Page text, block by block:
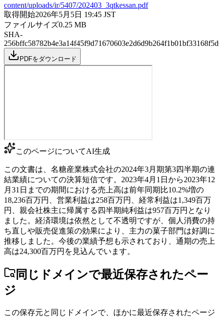
content/uploads/ir/5407/202403_3qtkessan.pdf
取得開始2026年5月5日 19:45 JST
ファイルサイズ0.25 MB
SHA-
256
PDFをダウンロード
このページについてAI生成
この文書は、名糖産業株式会社の2024年3月期第3四半期の連
結業績についての決算短信です。2023年4月1日から2023年12
月31日までの期間における売上高は前年同期比10.2%増の
18,236百万円、営業利益は258百万円、経常利益は1,349百万
円、親会社株主に帰属する四半期純利益は957百万円となり
ました。経済環境は依然として不透明ですが、個人消費の持
ち直しや販売促進策の効果により、主力の菓子部門は好調に
推移しました。今後の業績予想も示されており、通期の売上
高は24,300百万円を見込んでいます。
同じドメインで最近保存されたペー
ジ
この保存元と同じドメインで、ほかに最近保存されたページ